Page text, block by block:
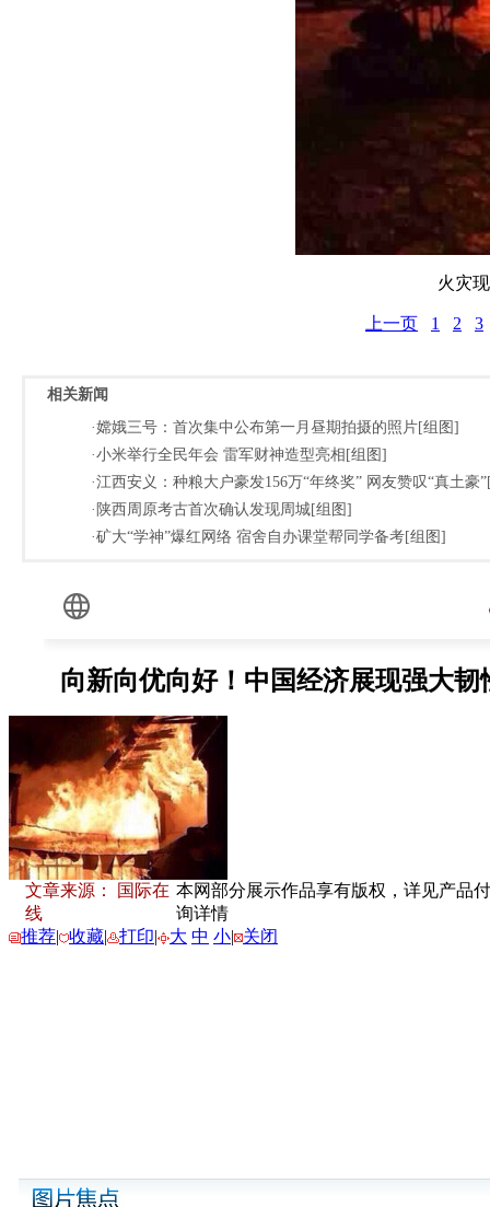
火灾现
上一页 1 2 3
相关新闻
·嫦娥三号：首次集中公布第一月昼期拍摄的照片[组图]
·小米举行全民年会 雷军财神造型亮相[组图]
·江西安义：种粮大户豪发156万“年终奖” 网友赞叹“真土豪
·陕西周原考古首次确认发现周城[组图]
·矿大“学神”爆红网络 宿舍自办课堂帮同学备考[组图]
文章来源： 国际在
线
本网部分展示作品享有版权，详见产品
询详情
推荐| 收藏| 打印| 大 中 小| 关闭